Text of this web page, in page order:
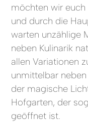
möchten wir euch
und durch die
warten unzählige
neben Kulinarik
allen Variationen
unmittelbar
der magische
Hofgarten, der
geöffnet ist.